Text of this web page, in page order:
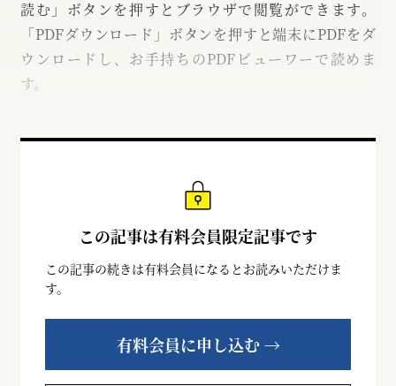
読む」ボタンを押すとブラウザで閲覧ができます。
「PDFダウンロード」ボタンを押すと端末にPDFをダ
ウンロードし、お手持ちのPDFビューワーで読めま
す。
この記事は有料会員限定記事です
この記事の続きは有料会員になるとお読みいただけま
す。
有料会員に申し込む →